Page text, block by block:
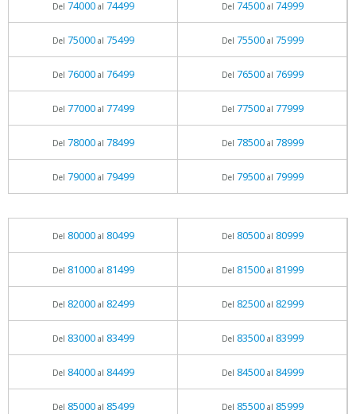
Del 74000al 74499 Del 74500al 74999
Del 75000al 75499 Del 75500al 75999
Del 76000al 76499 Del 76500al 76999
Del 77000al 77499 Del 77500al 77999
Del 78000al 78499 Del 78500al 78999
Del 79000al 79499 Del 79500al 79999
Del 80000al 80499 Del 80500al 80999
Del 81000al 81499 Del 81500al 81999
Del 82000al 82499 Del 82500al 82999
Del 83000al 83499 Del 83500al 83999
Del 84000al 84499 Del 84500al 84999
Del 85000al 85499 Del 85500al 85999